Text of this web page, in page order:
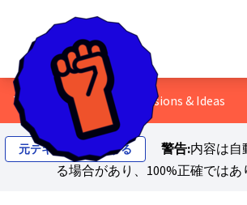
7 - 女性の権利 💬 Discussions & Ideas
元テキストを表示する 警告:内容は自
る場合があり、100%正確ではあ